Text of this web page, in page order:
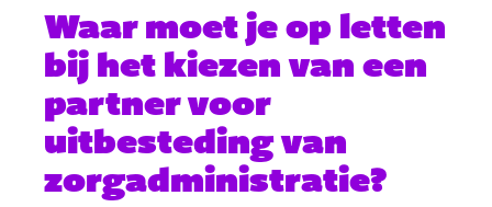
Waar moet je op letten
bij het kiezen van een
partner voor
uitbesteding van
zorgadministratie?